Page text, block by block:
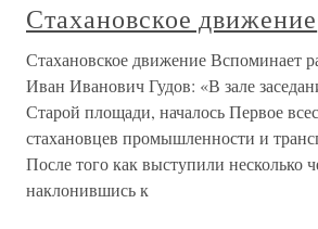
Стахановское движение
Стахановское движение Вспоминает
Иван Иванович Гудов: «В зале
Старой площади, началось Первое
стахановцев промышленности и
После того как выступили несколько
наклонившись к